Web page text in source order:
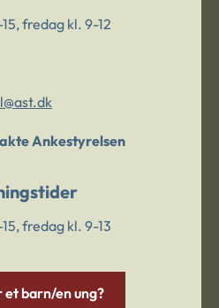
fredag kl. 9-12
Ankestyrelsen
fredag kl. 9-13
barn/en ung?